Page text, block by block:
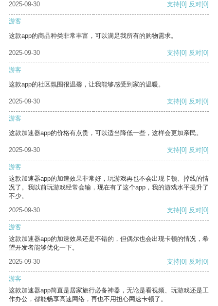
2025-09-30 支持[0] 反对[0]
游客
这款app的商品种类非常丰富，可以满足我所有的购物需求。
2025-09-30 支持[0] 反对[0]
游客
这款app的社区氛围很温馨，让我能够感受到家的温暖。
2025-09-30 支持[0] 反对[0]
游客
这款加速器app的价格有点贵，可以适当降低一些，这样会更加亲民。
2025-09-30 支持[0] 反对[0]
游客
这款加速器app的加速效果非常好，玩游戏再也不会出现卡顿、掉线的情
况了。我以前玩游戏经常会输，现在有了这个app，我的游戏水平提升了
不少。
2025-09-30
支持[0] 反对[0]
游客
这款加速器app的加速效果还是不错的，但偶尔也会出现卡顿的情况，希
望开发者能够优化一下。
2025-09-30
支持[0] 反对[0]
游客
这款加速器app简直是居家旅行必备神器，无论是看视频、玩游戏还是工
作办公，都能畅享高速网络，再也不用担心网速卡顿了。